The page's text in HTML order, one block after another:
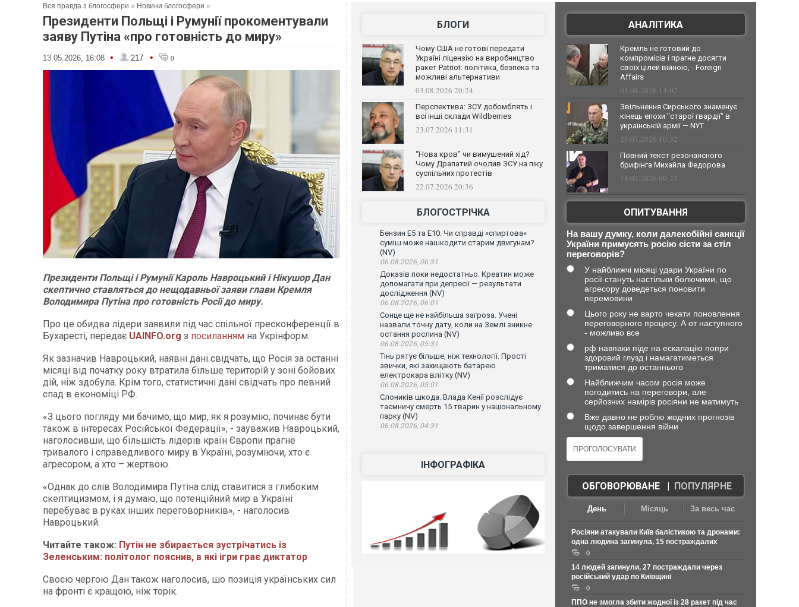
Вся правда з блогосфери » Новини блогосфери »
Президенти Польщі і Румунії прокоментували
заяву Путіна «про готовність до миру»
13.05.2026, 16:08 • 217 • 0
Президенти Польщі і Румунії Кароль Навроцький і Нікушор Дан
скептично ставляться до нещодавньої заяви глави Кремля
Володимира Путіна про готовність Росії до миру.
Про це обидва лідери заявили під час спільної пресконференції в
Бухаресті, передає UAINFO.org з посиланням на Укрінформ.
Як зазначив Навроцький, наявні дані свідчать, що Росія за останні
місяці від початку року втратила більше територій у зоні бойових
дій, ніж здобула. Крім того, статистичні дані свідчать про певний
спад в економіці РФ.
«З цього погляду ми бачимо, що мир, як я розумію, починає бути
також в інтересах Російської Федерації», - зауважив Навроцький,
наголосивши, що більшість лідерів країн Європи прагне
тривалого і справедливого миру в Україні, розуміючи, хто є
агресором, а хто – жертвою.
«Однак до слів Володимира Путіна слід ставитися з глибоким
скептицизмом, і я думаю, що потенційний мир в Україні
перебуває в руках інших переговорників», - наголосив
Навроцький.
Читайте також: Путін не збирається зустрічатись із
Зеленським: політолог пояснив, в які ігри грає диктатор
Своєю чергою Дан також наголосив, шо позиція українських сил
на фронті є кращою, ніж торік.
БЛОГИ
Чому США не готові передати
Україні ліцензію на виробництво
ракет Patriot: політика, безпека та
можливі альтернативи
03.08.2026 20:24
Перспектива: ЗСУ добомблять і
всі інші склади Wildberries
23.07.2026 11:31
“Нова кров” чи вимушений хід?
Чому Драпатий очолив ЗСУ на піку
суспільних протестів
22.07.2026 20:36
БЛОГОСТРІЧКА
Бензин Е5 та Е10. Чи справді «спиртова»
суміш може нашкодити старим двигунам?
(NV)
06.08.2026, 06:31
Доказів поки недостатньо. Креатин може
допомагати при депресії — результати
дослідження (NV)
06.08.2026, 06:01
Сонце ще не найбільша загроза. Учені
назвали точну дату, коли на Землі зникне
остання рослина (NV)
06.08.2026, 05:31
Тінь рятує більше, ніж технології. Прості
звички, які захищають батарею
електрокара влітку (NV)
06.08.2026, 05:01
Слоників шкода. Влада Кенії розслідує
таємничу смерть 15 тварин у національному
парку (NV)
06.08.2026, 04:31
ІНФОГРАФІКА
АНАЛІТИКА
Кремль не готовий до
компромісів і прагне досягти
своїх цілей війною, - Foreign
Affairs
03.08.2026 13:02
Звільнення Сирського знаменує
кінець епохи "старої гвардії" в
українській армії — NYT
23.07.2026 10:32
Повний текст резонансного
брифінга Михайла Федорова
18.07.2026 09:27
ОПИТУВАННЯ
На вашу думку, коли далекобійні санкції
України примусять росію сісти за стіл
переговорів?
У найближчі місяці удари України по
росії стануть настільки болючими, що
агресору доведеться поновити
перемовини
Цього року не варто чекати поновлення
переговорного процесу. А от наступного
- можливо все
рф навпаки піде на ескалацію попри
здоровий глузд і намагатиметься
триматися до останнього
Найближчим часом росія може
погодитись на переговори, але
серйозних намірів росіяни не матимуть
Вже давно не роблю жодних прогнозів
щодо завершення війни
ОБГОВОРЮВАНЕ| ПОПУЛЯРНЕ
День Місяць За весь час
Росіяни атакували Київ балістикою та дронами:
одна людина загинула, 15 постраждалих
0
14 людей загинули, 27 постраждали через
російський удар по Київщині
0
ППО не змогла збити жодної із 28 ракет під час